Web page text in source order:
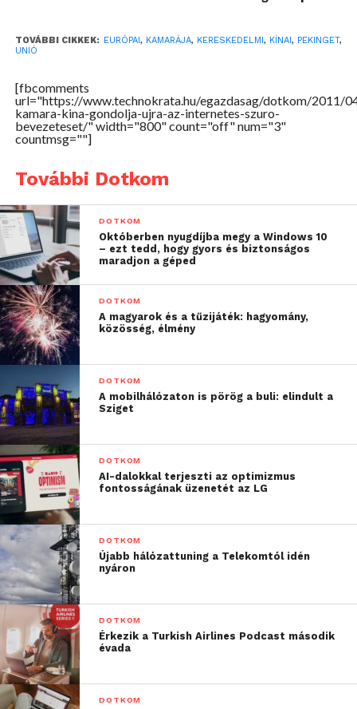
TOVÁBBI CIKKEK: EURÓPAI , KAMARÁJA, KERESKEDELMI , KÍNAI , PEKINGET,
UNIÓ
[fbcomments
url="https://www.technokrata.hu/egazdasag/dotkom/2011/
kamara-kina-gondolja-ujra-az-internetes-szuro-
bevezeteset/" width="800" count="off" num="3"
countmsg=""]
További Dotkom
DOTKOM
Októberben nyugdíjba megy a Windows 10
– ezt tedd, hogy gyors és biztonságos
maradjon a géped
DOTKOM
A magyarok és a tűzijáték: hagyomány,
közösség, élmény
DOTKOM
A mobilhálózaton is pörög a buli: elindult a
Sziget
DOTKOM
AI-dalokkal terjeszti az optimizmus
fontosságának üzenetét az LG
DOTKOM
Újabb hálózattuning a Telekomtól idén
nyáron
DOTKOM
Érkezik a Turkish Airlines Podcast második
évada
DOTKOM